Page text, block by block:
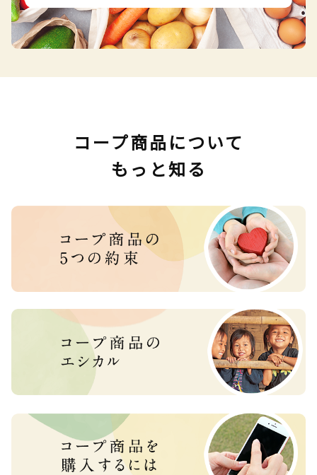
コープ商品について
もっと知る